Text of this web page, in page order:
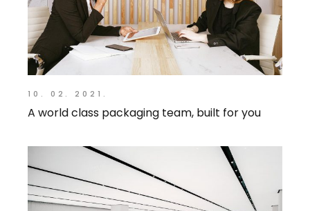
10. 02. 2021.
A world class packaging team, built for you